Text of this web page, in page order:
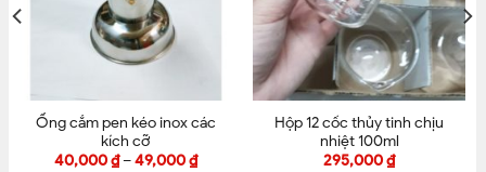
Ống cắm pen kéo inox các
kích cỡ
40,000₫–49,000₫
Hộp 12 cốc thủy tinh chịu
nhiệt 100ml
295,000₫